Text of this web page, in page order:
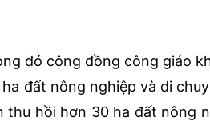
đó cộng đồng công giáo
đất nông nghiệp và di
hồi hơn 30 ha đất nông